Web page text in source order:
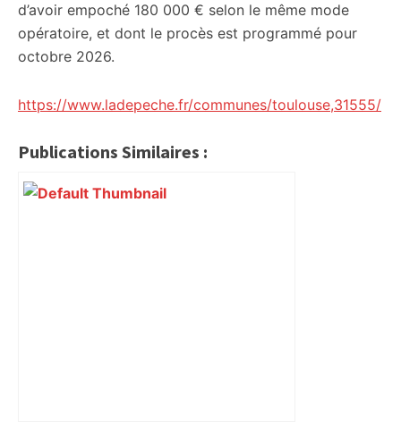
d’avoir empoché 180 000 € selon le même mode
opératoire, et dont le procès est programmé pour
octobre 2026.
https://www.ladepeche.fr/communes/toulouse,31555/
Publications Similaires :